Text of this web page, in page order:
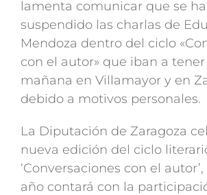
lamenta comunicar que se
suspendido las charlas de
Mendoza dentro del ciclo
con el autor» que iban a
mañana en Villamayor y en
debido a motivos personales.
La Diputación de Zaragoza
nueva edición del ciclo
‘Conversaciones con el
año contará con la